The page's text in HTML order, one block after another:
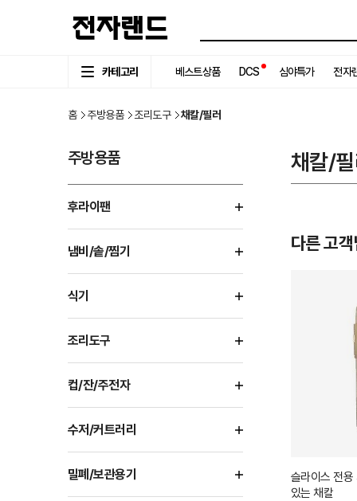
카테고리 베스트상품 DCS 심야특가 전자
홈 주방용품 조리도구 채칼/필러
주방용품
후라이팬
냄비/솥/찜기
식기
조리도구
컵/잔/주전자
수저/커트러리
밀폐/보관용기
채칼/
다른 고
슬라이스 전용
있는 채칼